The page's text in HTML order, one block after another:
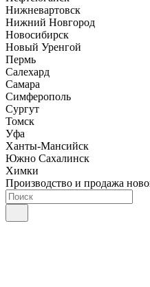
Нижневартовск
Нижний Новгород
Новосибирск
Новый Уренгой
Пермь
Салехард
Самара
Симферополь
Сургут
Томск
Уфа
Ханты-Мансийск
Южно Сахалинск
Химки
Производство и продажа